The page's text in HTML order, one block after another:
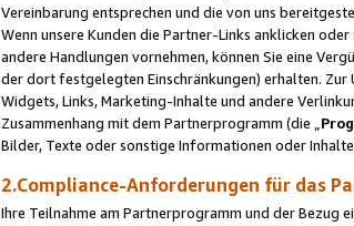
Vereinbarung entsprechen und die von uns
Wenn unsere Kunden die Partner-Links anklicken
andere Handlungen vornehmen, können Sie eine
der dort festgelegten Einschränkungen) erhalten.
Widgets, Links, Marketing-Inhalte und andere
Zusammenhang mit dem Partnerprogramm (die „
Bilder, Texte oder sonstige Informationen oder
2.Compliance-Anforderungen für das
Ihre Teilnahme am Partnerprogramm und der Bezug